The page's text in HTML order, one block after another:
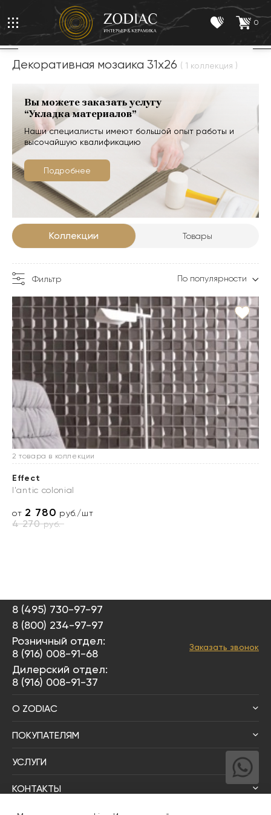
0
Декоративная мозаика 31x26 ( 1 коллекция )
Вы можете заказать услугу
“Укладка материалов”
Наши специалисты имеют большой опыт работы и
высочайшую квалификацию
Подробнее
Коллекции Товары
Фильтр По популярности
2 товара в коллекции
Effect
l'antic colonial
от 2 780 руб./шт
4 270руб.
8 (495) 730-97-97
8 (800) 234-97-97
Розничный отдел:
8 (916) 008-91-68
Дилерский отдел:
8 (916) 008-91-37
Заказать звонок
О ZODIAC
ПОКУПАТЕЛЯМ
УСЛУГИ
КОНТАКТЫ